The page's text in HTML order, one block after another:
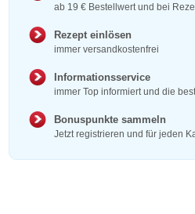
ab 19 € Bestellwert und bei
Rezept einlösen
immer versandkostenfrei
Informationsservice
immer Top informiert und die
Bonuspunkte sammeln
Jetzt registrieren und für jeden